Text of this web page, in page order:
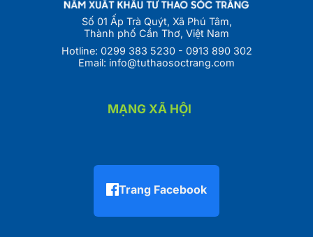
Số 01 Ấp Trà Quýt, Xã Phú Tâm,
Thành phố Cần Thơ, Việt Nam
Hotline: 0299 383 5230- 0913 890 302
Email: info@tuthaosoctrang.com
MẠNG XÃ HỘI
Trang Facebook